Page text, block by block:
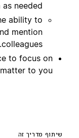
needed.
ability to
mention
colleagues.
to focus on
to you.
שיתוף מדריך זה